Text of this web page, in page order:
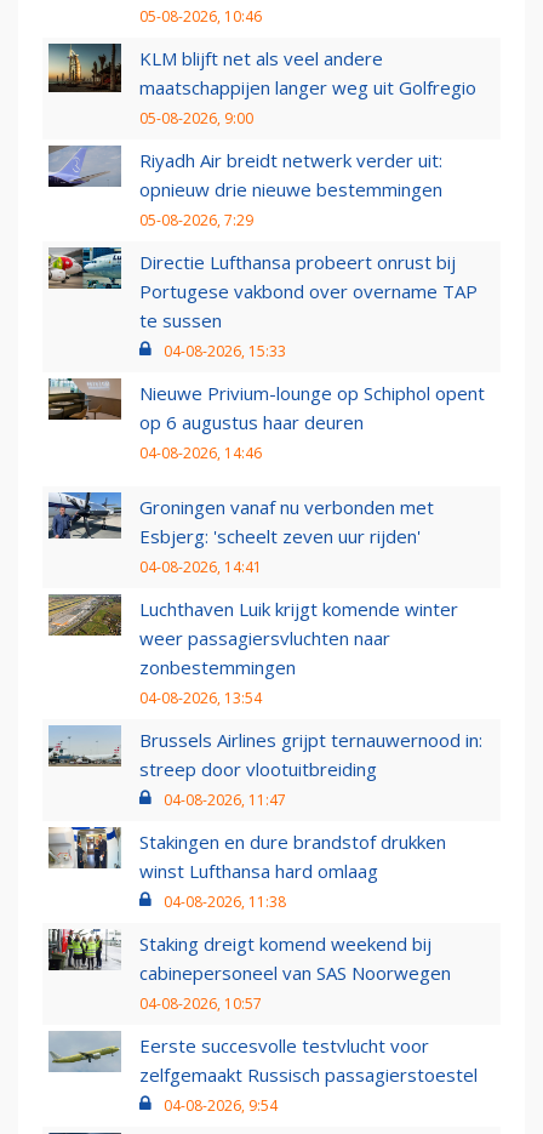
05-08-2026, 10:46
KLM blijft net als veel andere
maatschappijen langer weg uit Golfregio
05-08-2026, 9:00
Riyadh Air breidt netwerk verder uit:
opnieuw drie nieuwe bestemmingen
05-08-2026, 7:29
Directie Lufthansa probeert onrust bij
Portugese vakbond over overname TAP
te sussen
04-08-2026, 15:33
Nieuwe Privium-lounge op Schiphol opent
op 6 augustus haar deuren
04-08-2026, 14:46
Groningen vanaf nu verbonden met
Esbjerg: 'scheelt zeven uur rijden'
04-08-2026, 14:41
Luchthaven Luik krijgt komende winter
weer passagiersvluchten naar
zonbestemmingen
04-08-2026, 13:54
Brussels Airlines grijpt ternauwernood in:
streep door vlootuitbreiding
04-08-2026, 11:47
Stakingen en dure brandstof drukken
winst Lufthansa hard omlaag
04-08-2026, 11:38
Staking dreigt komend weekend bij
cabinepersoneel van SAS Noorwegen
04-08-2026, 10:57
Eerste succesvolle testvlucht voor
zelfgemaakt Russisch passagierstoestel
04-08-2026, 9:54